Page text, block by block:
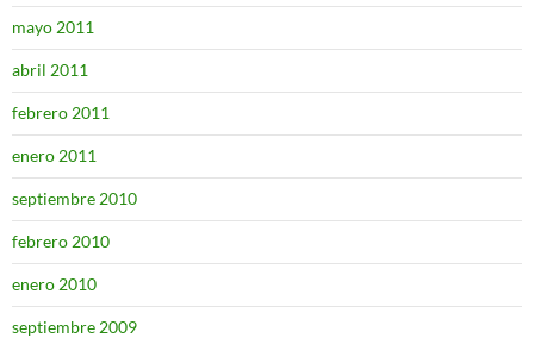
mayo 2011
abril 2011
febrero 2011
enero 2011
septiembre 2010
febrero 2010
enero 2010
septiembre 2009